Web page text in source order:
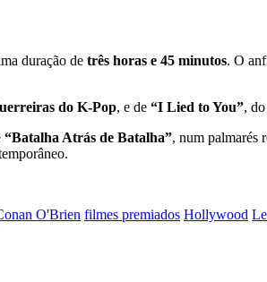
duração de três horas e 45 minutos. O
do K‑Pop, e de “I Lied to You”,
“Batalha Atrás de Batalha”, num palmarés
O'Brien filmes premiados Hollywood